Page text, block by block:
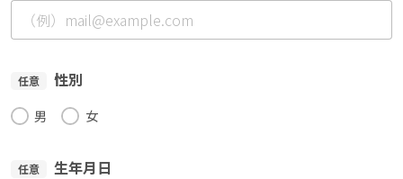
任意 性別
男 女
任意 生年月日